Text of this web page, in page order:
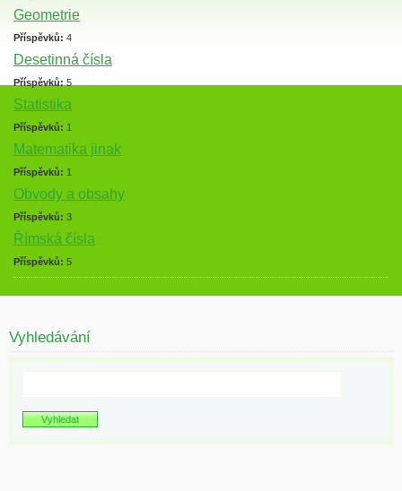
Geometrie
Příspěvků: 4
Desetinná čísla
Příspěvků: 5
Statistika
Příspěvků: 1
Matematika jinak
Příspěvků: 1
Obvody a obsahy
Příspěvků: 3
Římská čísla
Příspěvků: 5
Vyhledávání